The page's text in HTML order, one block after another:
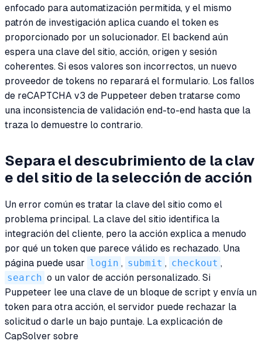
enfocado para automatización permitida, y el mismo
patrón de investigación aplica cuando el token es
proporcionado por un solucionador. El backend aún
espera una clave del sitio, acción, origen y sesión
coherentes. Si esos valores son incorrectos, un nuevo
proveedor de tokens no reparará el formulario. Los fallos
de reCAPTCHA v3 de Puppeteer deben tratarse como
una inconsistencia de validación end-to-end hasta que la
traza lo demuestre lo contrario.
Separa el descubrimiento de la clav
e del sitio de la selección de acción
Un error común es tratar la clave del sitio como el
problema principal. La clave del sitio identifica la
integración del cliente, pero la acción explica a menudo
por qué un token que parece válido es rechazado. Una
página puede usar login , submit , checkout ,
search o un valor de acción personalizado. Si
Puppeteer lee una clave de un bloque de script y envía un
token para otra acción, el servidor puede rechazar la
solicitud o darle un bajo puntaje. La explicación de
CapSolver sobre